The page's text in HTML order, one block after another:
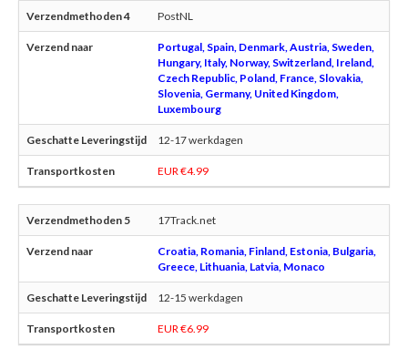
PostNL
Portugal, Spain, Denmark, Austria, Sweden,
Hungary, Italy, Norway, Switzerland, Ireland,
Czech Republic, Poland, France, Slovakia,
Slovenia, Germany, United Kingdom,
Luxembourg
12-17 werkdagen
EUR €4.99
17Track.net
Croatia, Romania, Finland, Estonia, Bulgaria,
Greece, Lithuania, Latvia, Monaco
12-15 werkdagen
EUR €6.99